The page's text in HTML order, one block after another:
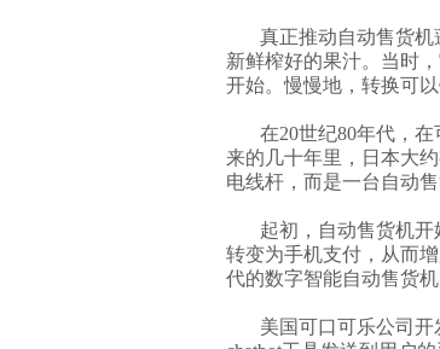
真正推动自动售货
新鲜榨好的果汁。当时
开始。慢慢地，转换可
在20世纪80年代，
来的几十年里，日本大
电线杆，而是一台自动售
起初，自动售货机
转变为手机支付，从而
代的数字智能自动售货
美国可口可乐公司开